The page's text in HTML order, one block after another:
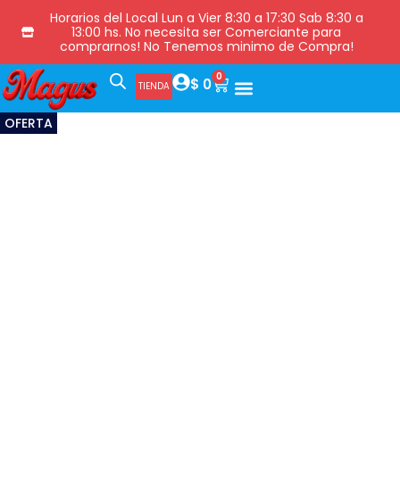
Horarios del Local Lun a Vier 8:30 a 17:30 Sab 8:30 a
13:00 hs. No necesita ser Comerciante para
comprarnos! No Tenemos minimo de Compra!
TIENDA $ 0 0
OFERTA